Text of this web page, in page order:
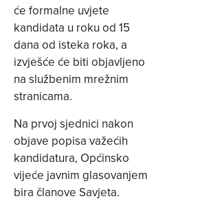
će formalne uvjete
kandidata u roku od 15
dana od isteka roka, a
izvješće će biti objavljeno
na službenim mrežnim
stranicama.
Na prvoj sjednici nakon
objave popisa važećih
kandidatura, Općinsko
vijeće javnim glasovanjem
bira članove Savjeta.